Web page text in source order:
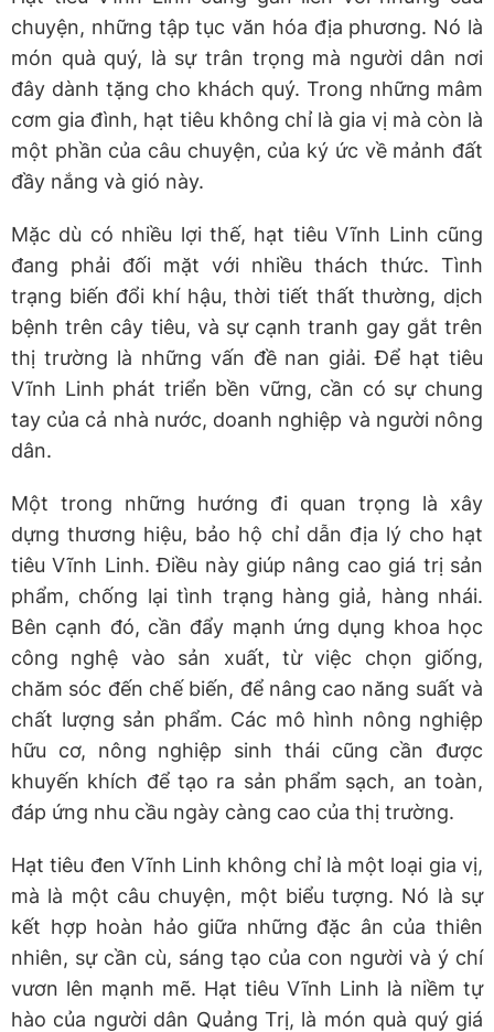
chuyện, những tập tục văn hóa địa phương. Nó là
món quà quý, là sự trân trọng mà người dân nơi
đây dành tặng cho khách quý. Trong những mâm
cơm gia đình, hạt tiêu không chỉ là gia vị mà còn là
một phần của câu chuyện, của ký ức về mảnh đất
đầy nắng và gió này.
Mặc dù có nhiều lợi thế, hạt tiêu Vĩnh Linh cũng
đang phải đối mặt với nhiều thách thức. Tình
trạng biến đổi khí hậu, thời tiết thất thường, dịch
bệnh trên cây tiêu, và sự cạnh tranh gay gắt trên
thị trường là những vấn đề nan giải. Để hạt tiêu
Vĩnh Linh phát triển bền vững, cần có sự chung
tay của cả nhà nước, doanh nghiệp và người nông
dân.
Một trong những hướng đi quan trọng là xây
dựng thương hiệu, bảo hộ chỉ dẫn địa lý cho hạt
tiêu Vĩnh Linh. Điều này giúp nâng cao giá trị sản
phẩm, chống lại tình trạng hàng giả, hàng nhái.
Bên cạnh đó, cần đẩy mạnh ứng dụng khoa học
công nghệ vào sản xuất, từ việc chọn giống,
chăm sóc đến chế biến, để nâng cao năng suất và
chất lượng sản phẩm. Các mô hình nông nghiệp
hữu cơ, nông nghiệp sinh thái cũng cần được
khuyến khích để tạo ra sản phẩm sạch, an toàn,
đáp ứng nhu cầu ngày càng cao của thị trường.
Hạt tiêu đen Vĩnh Linh không chỉ là một loại gia vị,
mà là một câu chuyện, một biểu tượng. Nó là sự
kết hợp hoàn hảo giữa những đặc ân của thiên
nhiên, sự cần cù, sáng tạo của con người và ý chí
vươn lên mạnh mẽ. Hạt tiêu Vĩnh Linh là niềm tự
hào của người dân Quảng Trị, là món quà quý giá